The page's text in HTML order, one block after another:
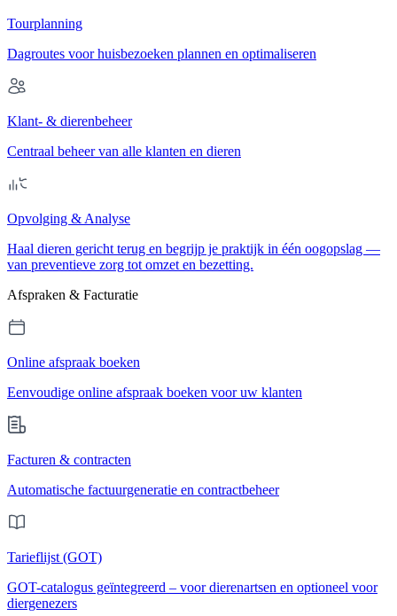
Tourplanning
Dagroutes voor huisbezoeken plannen en optimaliseren
Klant- & dierenbeheer
Centraal beheer van alle klanten en dieren
Opvolging & Analyse
Haal dieren gericht terug en begrijp je praktijk in één oogopslag —
van preventieve zorg tot omzet en bezetting.
Afspraken & Facturatie
Online afspraak boeken
Eenvoudige online afspraak boeken voor uw klanten
Facturen & contracten
Automatische factuurgeneratie en contractbeheer
Tarieflijst (GOT)
GOT-catalogus geïntegreerd – voor dierenartsen en optioneel voor
diergenezers